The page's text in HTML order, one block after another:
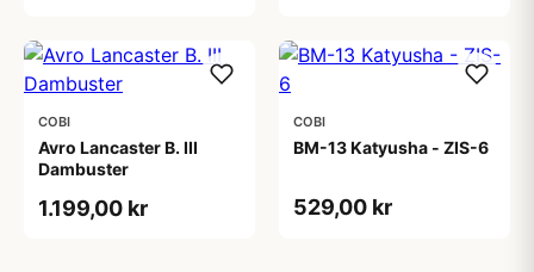
COBI
Avro Lancaster B. III
Dambuster
1.199,00 kr
COBI
BM-13 Katyusha - ZIS-6
529,00 kr